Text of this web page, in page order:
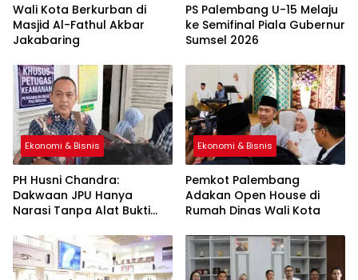
Wali Kota Berkurban di
Masjid Al-Fathul Akbar
Jakabaring
PS Palembang U-15 Melaju
ke Semifinal Piala Gubernur
Sumsel 2026
Ekonomi & Bisnis
PH Husni Chandra:
Dakwaan JPU Hanya
Narasi Tanpa Alat Bukti
Ekonomi & Bisnis
Pemkot Palembang
Adakan Open House di
Rumah Dinas Wali Kota